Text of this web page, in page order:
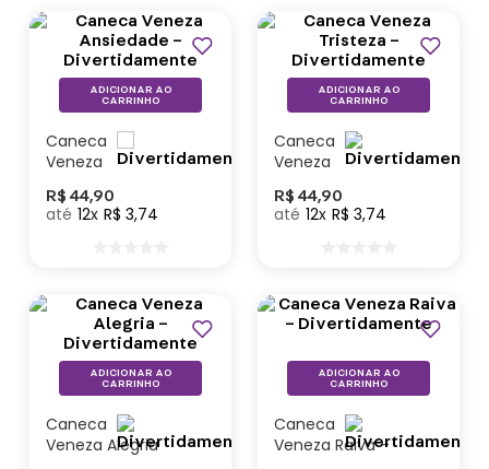
Caneca
Veneza
Divertidamente
R$ 44,90
12 R$ 3,74
ADICIONAR AO
CARRINHO
Caneca
Veneza
Divertidamente
R$ 44,90
12 R$ 3,74
ADICIONAR AO
CARRINHO
Caneca
Veneza Alegria
ADICIONAR AO
CARRINHO
Caneca
Veneza Raiva –
ADICIONAR AO
CARRINHO